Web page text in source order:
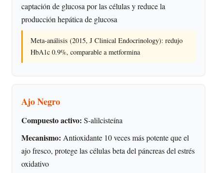
captación de glucosa por las células y reduce la
producción hepática de glucosa
Meta-análisis (2015, J Clinical Endocrinology): redujo
HbA1c 0.9%, comparable a metformina
Ajo Negro
Compuesto activo: S-alilcisteína
Mecanismo: Antioxidante 10 veces más potente que el
ajo fresco, protege las células beta del páncreas del estrés
oxidativo